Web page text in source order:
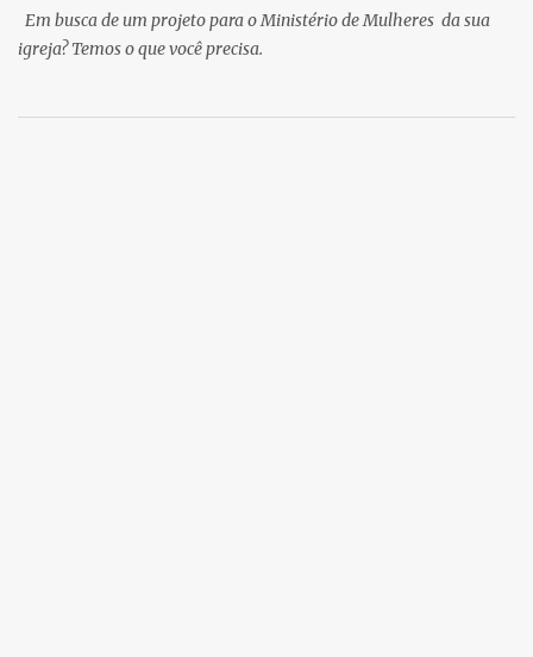
Em busca de um projeto para o Ministério de Mulheres da sua
igreja? Temos o que você precisa.